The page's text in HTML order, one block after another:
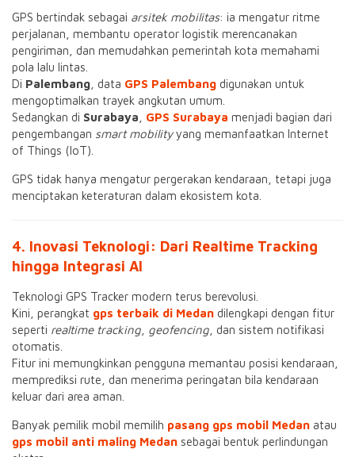
GPS bertindak sebagai arsitek mobilitas: ia mengatur ritme
perjalanan, membantu operator logistik merencanakan
pengiriman, dan memudahkan pemerintah kota memahami
pola lalu lintas.
Di Palembang , data GPS Palembang digunakan untuk
mengoptimalkan trayek angkutan umum.
Sedangkan di Surabaya GPS Surabaya menjadi bagian dari
pengembangan smart mobilityyang memanfaatkan Internet
of Things (IoT).
GPS tidak hanya mengatur pergerakan kendaraan, tetapi juga
menciptakan keteraturan dalam ekosistem kota.
4. Inovasi Teknologi: Dari Realtime Tracking
hingga Integrasi AI
Teknologi GPS Tracker modern terus berevolusi.
Kini, perangkat gps terbaik di Medan dilengkapi dengan fitur
seperti realtime tracking geofencing , dan sistem notifikasi
otomatis.
Fitur ini memungkinkan pengguna memantau posisi kendaraan,
memprediksi rute, dan menerima peringatan bila kendaraan
keluar dari area aman.
Banyak pemilik mobil memilih pasang gps mobil Medan atau
gps mobil anti maling Medan sebagai bentuk perlindungan